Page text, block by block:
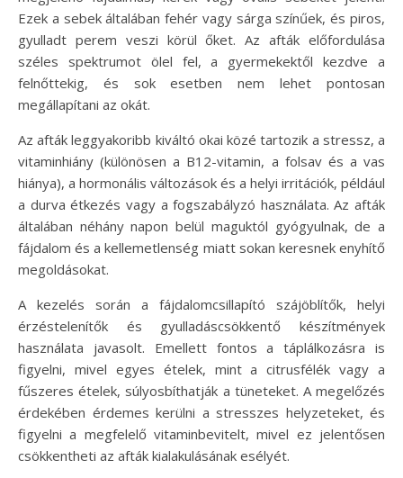
Ezek a sebek általában fehér vagy sárga színűek, és piros,
gyulladt perem veszi körül őket. Az afták előfordulása
széles spektrumot ölel fel, a gyermekektől kezdve a
felnőttekig, és sok esetben nem lehet pontosan
megállapítani az okát.
Az afták leggyakoribb kiváltó okai közé tartozik a stressz, a
vitaminhiány (különösen a B12-vitamin, a folsav és a vas
hiánya), a hormonális változások és a helyi irritációk, például
a durva étkezés vagy a fogszabályzó használata. Az afták
általában néhány napon belül maguktól gyógyulnak, de a
fájdalom és a kellemetlenség miatt sokan keresnek enyhítő
megoldásokat.
A kezelés során a fájdalomcsillapító szájöblítők, helyi
érzéstelenítők és gyulladáscsökkentő készítmények
használata javasolt. Emellett fontos a táplálkozásra is
figyelni, mivel egyes ételek, mint a citrusfélék vagy a
fűszeres ételek, súlyosbíthatják a tüneteket. A megelőzés
érdekében érdemes kerülni a stresszes helyzeteket, és
figyelni a megfelelő vitaminbevitelt, mivel ez jelentősen
csökkentheti az afták kialakulásának esélyét.